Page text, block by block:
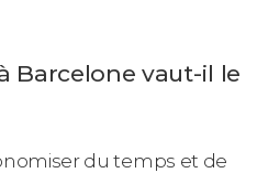
Barcelone vaut-il le
du temps et de